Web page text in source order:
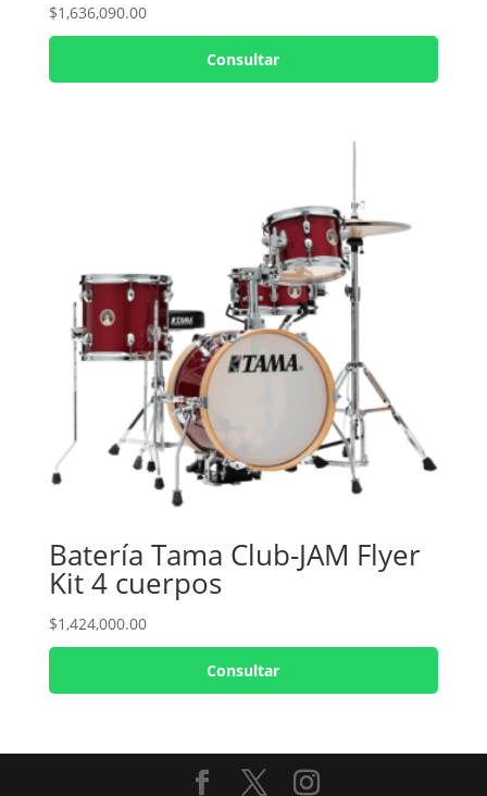
$1,636,090.00
Consultar
Batería Tama Club-JAM Flyer
Kit 4 cuerpos
$1,424,000.00
Consultar